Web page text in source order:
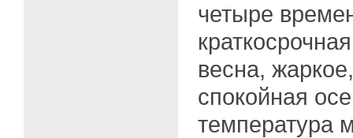
четыре
весна,
спокойная
температура